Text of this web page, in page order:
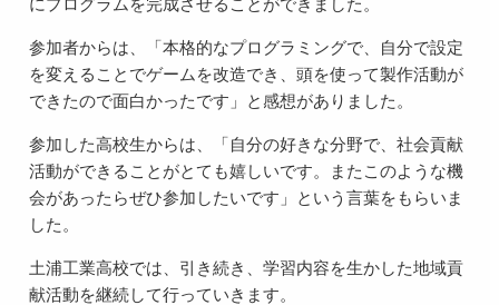
参加者からは、「本格的なプログラミングで、自分で設定
を変えることでゲームを改造でき、頭を使って製作活動が
できたので面白かったです」と感想がありました。
参加した高校生からは、「自分の好きな分野で、社会貢献
活動ができることがとても嬉しいです。またこのような機
会があったらぜひ参加したいです」という言葉をもらいま
した。
土浦工業高校では、引き続き、学習内容を生かした地域貢
献活動を継続して行っていきます。